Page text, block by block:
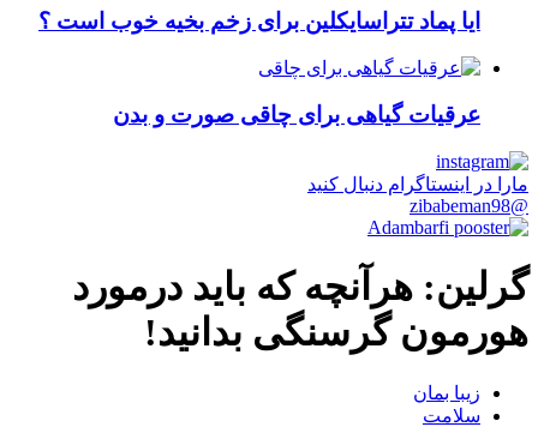
ایا پماد تتراسایکلین برای زخم بخیه خوب است ؟
عرقیات گیاهی برای چاقی صورت و بدن
مارا در اینستاگرام دنبال کنید
@zibabeman98
گرلین: هرآنچه که باید درمورد
هورمون گرسنگی بدانید!
زیبا بمان
سلامت